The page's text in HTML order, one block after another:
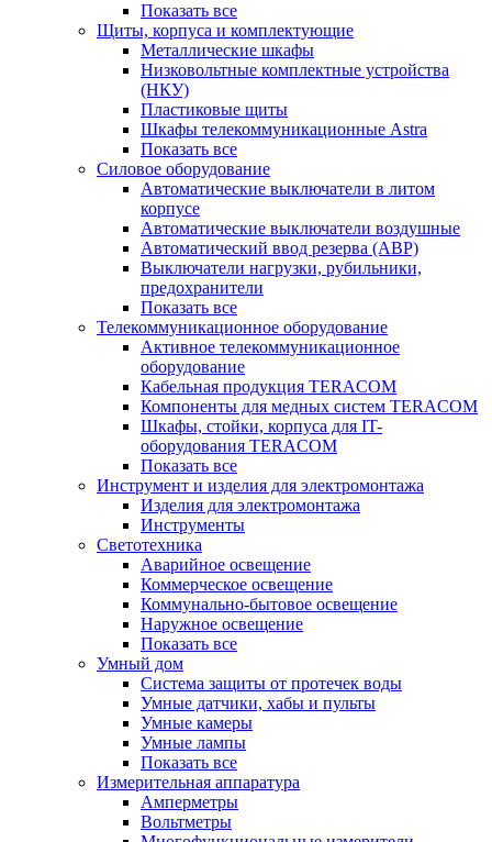
Показать все
Щиты, корпуса и комплектующие
Металлические шкафы
Низковольтные комплектные устройства
(НКУ)
Пластиковые щиты
Шкафы телекоммуникационные Astra
Показать все
Силовое оборудование
Автоматические выключатели в литом
корпусе
Автоматические выключатели воздушные
Автоматический ввод резерва (АВР)
Выключатели нагрузки, рубильники,
предохранители
Показать все
Телекоммуникационное оборудование
Активное телекоммуникационное
оборудование
Кабельная продукция TERACOM
Компоненты для медных систем TERACOM
Шкафы, стойки, корпуса для IT-
оборудования TERACOM
Показать все
Инструмент и изделия для электромонтажа
Изделия для электромонтажа
Инструменты
Светотехника
Аварийное освещение
Коммерческое освещение
Коммунально-бытовое освещение
Наружное освещение
Показать все
Умный дом
Система защиты от протечек воды
Умные датчики, хабы и пульты
Умные камеры
Умные лампы
Показать все
Измерительная аппаратура
Амперметры
Вольтметры